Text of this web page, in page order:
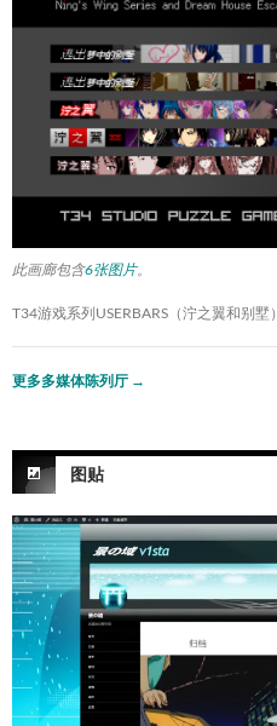
此画廊包含6张图片。
T34游戏系列USERBARS（泞之翼和别墅）
更多多媒体陈列厅 →
图贴